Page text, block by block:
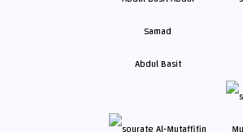
Abdul Basit